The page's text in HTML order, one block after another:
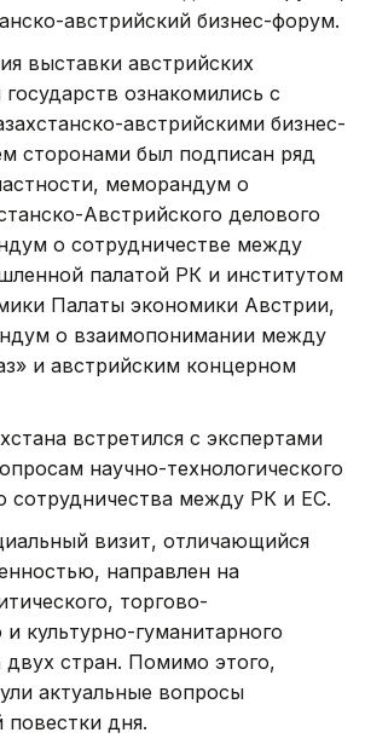
австрийский бизнес-форум.
выставки австрийских
ознакомились с
австрийскими бизнес-
сторонами был подписан ряд
меморандум о
Австрийского делового
о сотрудничестве между
палатой РК и институтом
Палаты экономики Австрии,
о взаимопонимании между
и австрийским концерном
встретился c экспертами
научно-технологического
сотрудничества между РК и ЕС.
визит, отличающийся
направлен на
торгово-
культурно-гуманитарного
двух стран. Помимо этого,
актуальные вопросы
дня.